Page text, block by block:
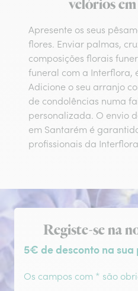
velórios
Apresente os seus
flores. Enviar palmas,
composições florais
funeral com a Interflora,
Adicione o seu arranjo
de condolências numa
personalizada. O envio
em Santarém é
profissionais da
Subscrição da
Registe-se na
5€ de desconto na
Os campos com * são